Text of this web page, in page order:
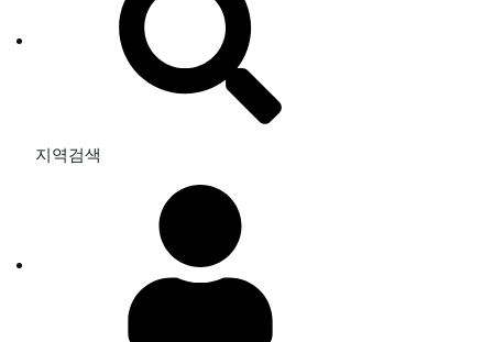
지역검색